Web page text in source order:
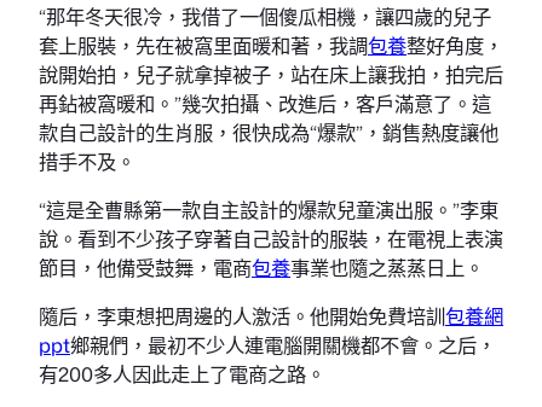
“那年冬天很冷，我借了一個傻瓜相機，讓四歲的兒子
套上服裝，先在被窩里面暖和著，我調包養整好角度，
說開始拍，兒子就拿掉被子，站在床上讓我拍，拍完后
再鉆被窩暖和。”幾次拍攝、改進后，客戶滿意了。這
款自己設計的生肖服，很快成為“爆款”，銷售熱度讓他
措手不及。
“這是全曹縣第一款自主設計的爆款兒童演出服。”李東
說。看到不少孩子穿著自己設計的服裝，在電視上表演
節目，他備受鼓舞，電商包養事業也隨之蒸蒸日上。
隨后，李東想把周邊的人激活。他開始免費培訓包養網
ppt鄉親們，最初不少人連電腦開關機都不會。之后，
有200多人因此走上了電商之路。